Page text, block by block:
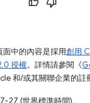
中的內容是採用創用
授權。詳情請參閱《
和/或其關聯企業的註
27 (世界標準時間)。